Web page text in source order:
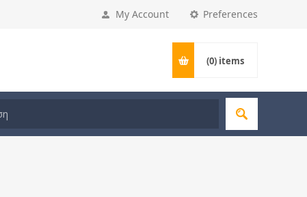
Preferences
My Account
(0) items